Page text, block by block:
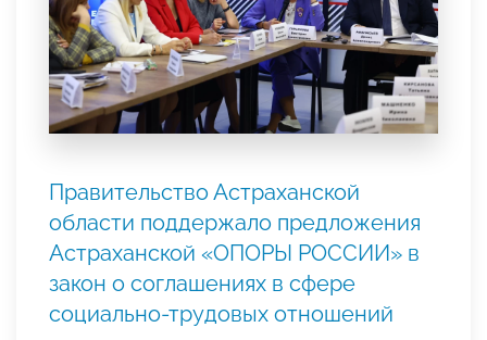
Правительство Астраханской
области поддержало предложения
Астраханской «ОПОРЫ РОССИИ» в
закон о соглашениях в сфере
социально-трудовых отношений